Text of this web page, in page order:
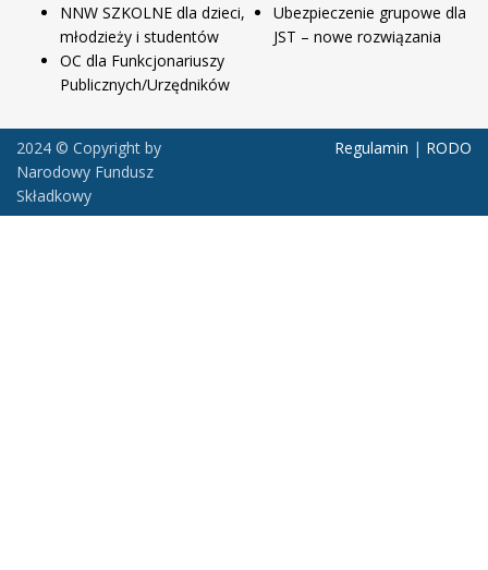
NNW SZKOLNE dla dzieci,
młodzieży i studentów
OC dla Funkcjonariuszy
Publicznych/Urzędników
Ubezpieczenie grupowe dla
JST – nowe rozwiązania
2024 © Copyright by
Narodowy Fundusz
Składkowy
Regulamin | RODO